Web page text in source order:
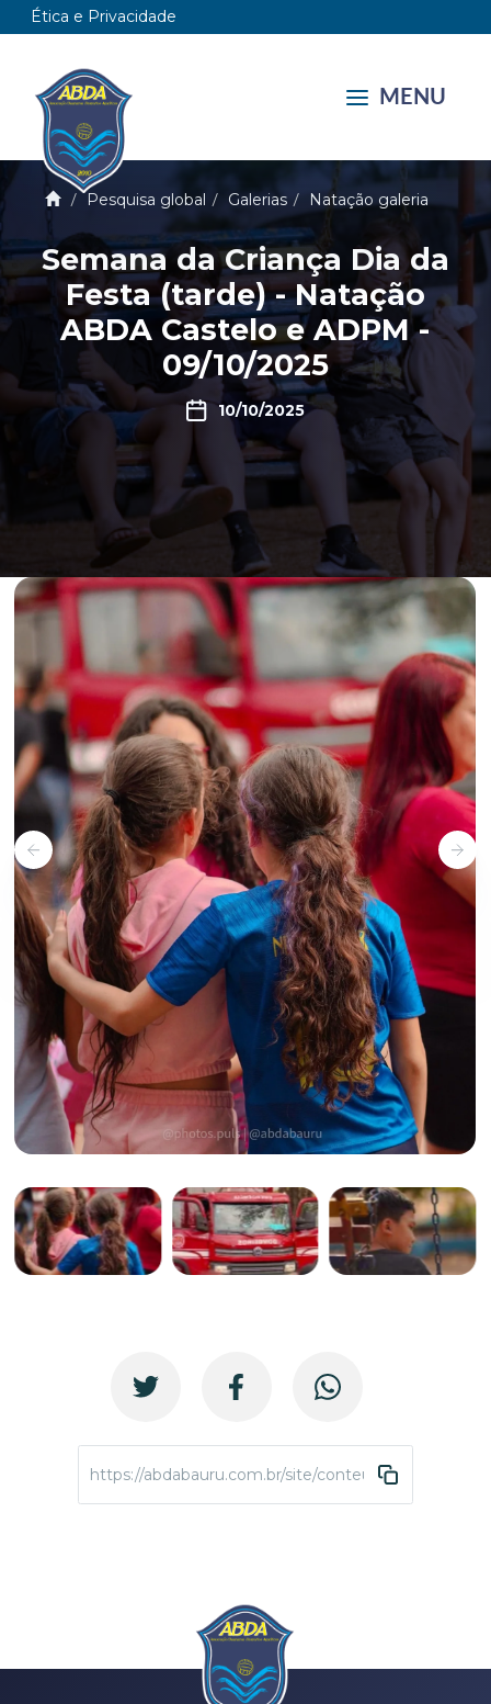
Ética e Privacidade
MENU
Pesquisa global Galerias Natação galeria
Semana da Criança Dia da
Festa (tarde) - Natação
ABDA Castelo e ADPM -
09/10/2025
10/10/2025
https://abdabauru.com.br/site/conteudo/4226-